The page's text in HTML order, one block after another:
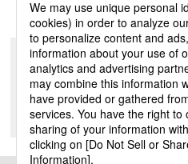
1 2
キーワード検索
全て 現在のカテゴリから